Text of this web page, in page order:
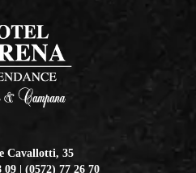
Cavallotti, 35
09 | (0572) 77 26 70